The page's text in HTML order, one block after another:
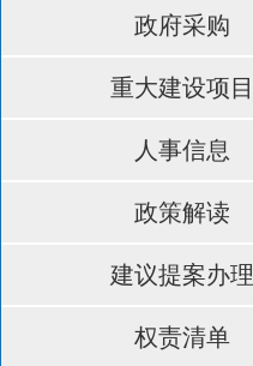
政府采购
重大建设项目
人事信息
政策解读
建议提案办理
权责清单